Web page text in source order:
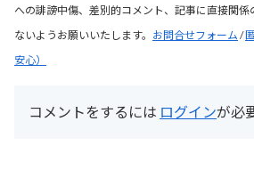
への誹謗中傷、差別的コメント、記事に直接関
ないようお願いいたします。 お問合せフォーム /
安心）
コメントをするには ログインが必